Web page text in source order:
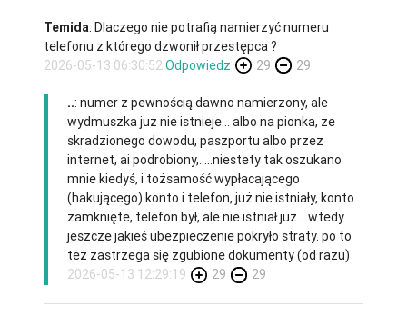
Temida: Dlaczego nie potrafią namierzyć numeru
telefonu z którego dzwonił przestępca ?
2026-05-13 06:30:52Odpowiedz 29 29
..: numer z pewnością dawno namierzony, ale
wydmuszka już nie istnieje... albo na pionka, ze
skradzionego dowodu, paszportu albo przez
internet, ai podrobiony,.....niestety tak oszukano
mnie kiedyś, i tożsamość wypłacającego
(hakującego) konto i telefon, już nie istniały, konto
zamknięte, telefon był, ale nie istniał już....wtedy
jeszcze jakieś ubezpieczenie pokryło straty. po to
też zastrzega się zgubione dokumenty (od razu)
2026-05-13 12:29:19
29 29